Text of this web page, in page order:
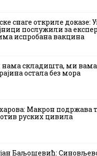
снаге откриле доказе:
послужили за
испробана вакцина
складишта, ми вама
остала без мора
Макрон подржава
руских цивила
Баљошевић: